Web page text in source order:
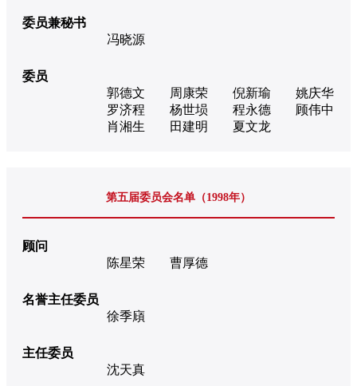
委员兼秘书
冯晓源
委员
郭德文
周康荣 倪新瑜
姚庆华
罗济程
杨世埙 程永德
顾伟中
肖湘生
田建明 夏文龙
第五届委员会名单（1998年）
顾问
陈星荣
曹厚德
名誉主任委员
徐季廎
主任委员
沈天真